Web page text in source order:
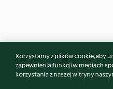
Może
Korzystamy z plików cookie, aby
zapewnienia funkcji w mediach
korzystania z naszej witryny